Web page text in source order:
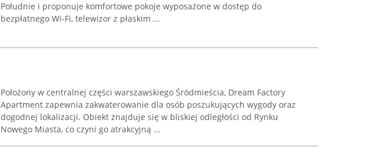
Południe i proponuje komfortowe pokoje wyposażone w dostęp do
bezpłatnego Wi-Fi, telewizor z płaskim ...
Położony w centralnej części warszawskiego Śródmieścia, Dream Factory
Apartment zapewnia zakwaterowanie dla osób poszukujących wygody oraz
dogodnej lokalizacji. Obiekt znajduje się w bliskiej odległości od Rynku
Nowego Miasta, co czyni go atrakcyjną ...